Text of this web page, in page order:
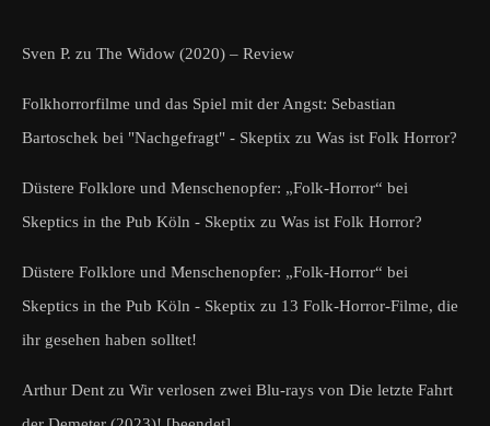
Sven P. zu The Widow (2020) – Review
Folkhorrorfilme und das Spiel mit der Angst: Sebastian
Bartoschek bei "Nachgefragt" - Skeptix zu Was ist Folk Horror?
Düstere Folklore und Menschenopfer: „Folk-Horror“ bei
Skeptics in the Pub Köln - Skeptix zu Was ist Folk Horror?
Düstere Folklore und Menschenopfer: „Folk-Horror“ bei
Skeptics in the Pub Köln - Skeptix zu 13 Folk-Horror-Filme, die
ihr gesehen haben solltet!
Arthur Dent zu Wir verlosen zwei Blu-rays von Die letzte Fahrt